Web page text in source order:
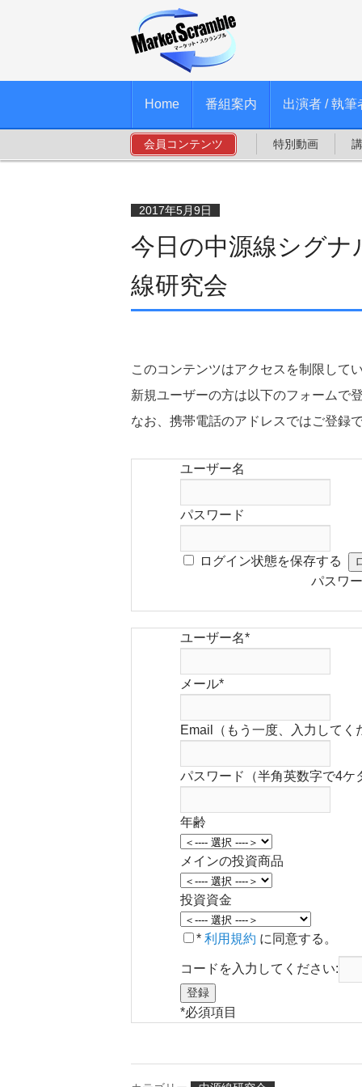
Home 番組案内 出演者 / 執筆
会員コンテンツ 特別動画
今日の中源線シグナ
線研究会
2017年5月9日
このコンテンツはアクセスを制限して
新規ユーザーの方は以下のフォームで
なお、携帯電話のアドレスではご登録で
ユーザー名
パスワード
ログイン状態を保存する
パスワ
ユーザー名*
メール*
Email（もう一度、入力してく
パスワード（半角英数字で4ケ
年齢
メインの投資商品
投資資金
* 利用規約 に同意する。
コードを入力してください:
*必須項目